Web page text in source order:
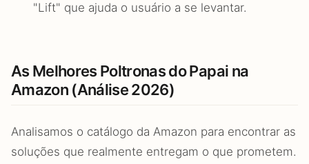
"Lift" que ajuda o usuário a se levantar.
As Melhores Poltronas do Papai na
Amazon (Análise 2026)
Analisamos o catálogo da Amazon para encontrar as
soluções que realmente entregam o que prometem.